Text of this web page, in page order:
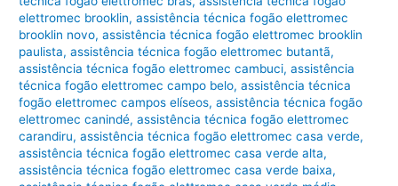
elettromec brooklin,assistência técnica fogão elettromec
brooklin novo,assistência técnica fogão elettromec brooklin
paulista,assistência técnica fogão elettromec butantã,
assistência técnica fogão elettromec cambuci,assistência
técnica fogão elettromec campo belo,assistência técnica
fogão elettromec campos elíseos,assistência técnica fogão
elettromec canindé,assistência técnica fogão elettromec
carandiru,assistência técnica fogão elettromec casa verde,
assistência técnica fogão elettromec casa verde alta,
assistência técnica fogão elettromec casa verde baixa,